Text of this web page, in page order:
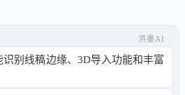
洪墨AI
别线稿边缘、3D导入功能和丰富